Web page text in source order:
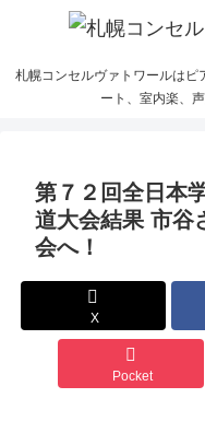
札幌コンセルヴァトワールはピ
ート、室内楽、
第７２回全日本
道大会結果 市谷
会へ！
X
Pocket